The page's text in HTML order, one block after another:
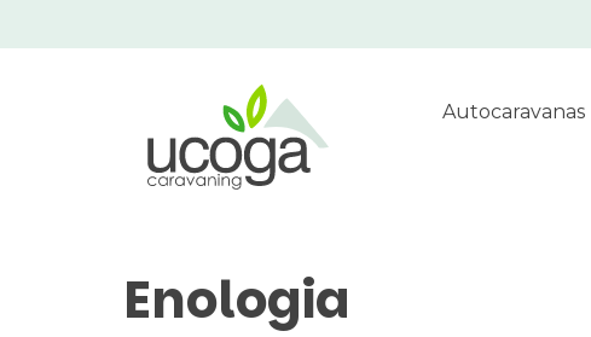
Autocaravanas
Enologia